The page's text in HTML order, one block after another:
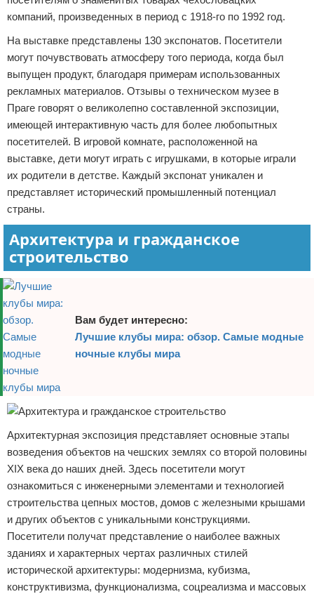
компаний, произведенных в период с 1918-го по 1992 год.
На выставке представлены 130 экспонатов. Посетители
могут почувствовать атмосферу того периода, когда был
выпущен продукт, благодаря примерам использованных
рекламных материалов. Отзывы о техническом музее в
Праге говорят о великолепно составленной экспозиции,
имеющей интерактивную часть для более любопытных
посетителей. В игровой комнате, расположенной на
выставке, дети могут играть с игрушками, в которые играли
их родители в детстве. Каждый экспонат уникален и
представляет исторический промышленный потенциал
страны.
Архитектура и гражданское
строительство
Вам будет интересно:
Лучшие клубы мира: обзор. Самые модные
ночные клубы мира
Архитектурная экспозиция представляет основные этапы
возведения объектов на чешских землях со второй половины
XIX века до наших дней. Здесь посетители могут
ознакомиться с инженерными элементами и технологией
строительства цепных мостов, домов с железными крышами
и других объектов с уникальными конструкциями.
Посетители получат представление о наиболее важных
зданиях и характерных чертах различных стилей
исторической архитектуры: модернизма, кубизма,
конструктивизма, функционализма, соцреализма и массовых